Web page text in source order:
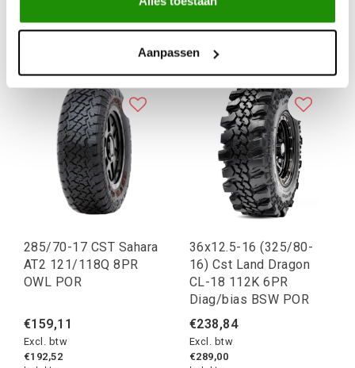
Aanpassen
€229,00
Incl. btw
Excl. btw
€182,00
Incl. btw
285/70-17 CST Sahara
AT2 121/118Q 8PR
OWL POR
€159,11
Excl. btw
€192,52
36x12.5-16 (325/80-
16) Cst Land Dragon
CL-18 112K 6PR
Diag/bias BSW POR
€238,84
Excl. btw
€289,00